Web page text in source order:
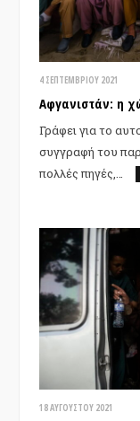
4 ΣΕΠΤΕΜΒΡΊΟΥ 2021
Αφγανιστάν: η
Γράφει για το
συγγραφή του
πολλές πηγές,…
18 ΑΥΓΟΎΣΤΟΥ 2021